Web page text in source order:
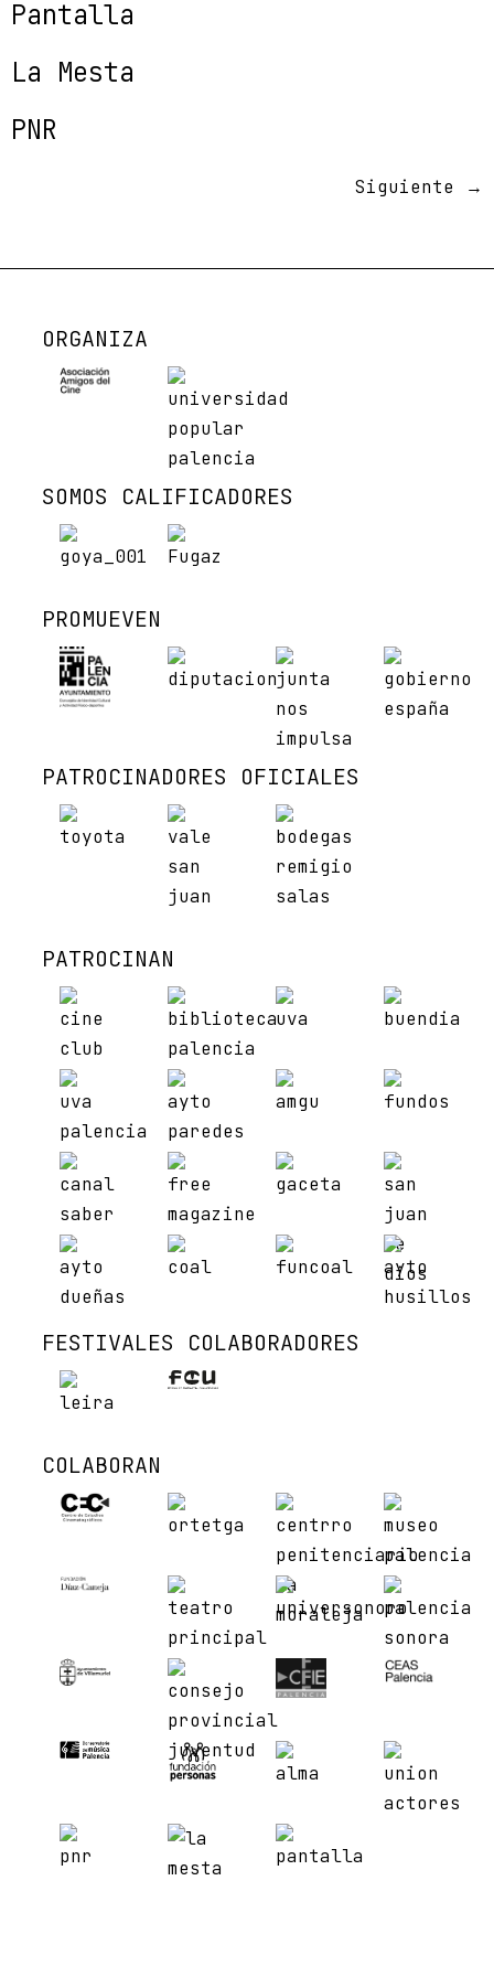
Pantalla
La Mesta
PNR
Siguiente →
ORGANIZA
SOMOS CALIFICADORES
PROMUEVEN
PATROCINADORES OFICIALES
PATROCINAN
FESTIVALES COLABORADORES
COLABORAN